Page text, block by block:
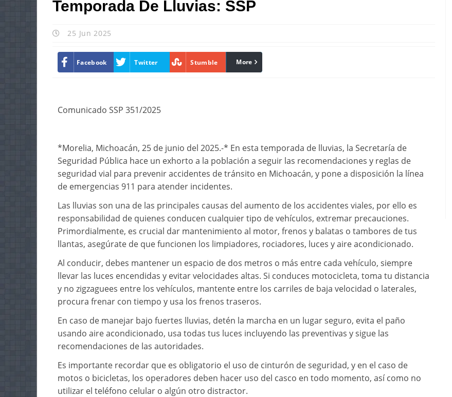
Temporada De Lluvias: SSP
25 Jun 2025
Facebook Twitter Stumble linkedin
More
Comunicado SSP 351/2025
*Morelia, Michoacán, 25 de junio del 2025.-* En esta temporada de lluvias, la Secretaría de
Seguridad Pública hace un exhorto a la población a seguir las recomendaciones y reglas de
seguridad vial para prevenir accidentes de tránsito en Michoacán, y pone a disposición la línea
de emergencias 911 para atender incidentes.
Las lluvias son una de las principales causas del aumento de los accidentes viales, por ello es
responsabilidad de quienes conducen cualquier tipo de vehículos, extremar precauciones.
Primordialmente, es crucial dar mantenimiento al motor, frenos y balatas o tambores de tus
llantas, asegúrate de que funcionen los limpiadores, rociadores, luces y aire acondicionado.
Al conducir, debes mantener un espacio de dos metros o más entre cada vehículo, siempre
llevar las luces encendidas y evitar velocidades altas. Si conduces motocicleta, toma tu distancia
y no zigzaguees entre los vehículos, mantente entre los carriles de baja velocidad o laterales,
procura frenar con tiempo y usa los frenos traseros.
En caso de manejar bajo fuertes lluvias, detén la marcha en un lugar seguro, evita el paño
usando aire acondicionado, usa todas tus luces incluyendo las preventivas y sigue las
recomendaciones de las autoridades.
Es importante recordar que es obligatorio el uso de cinturón de seguridad, y en el caso de
motos o bicicletas, los operadores deben hacer uso del casco en todo momento, así como no
utilizar el teléfono celular o algún otro distractor.